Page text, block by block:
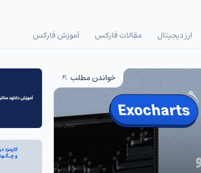
ارز دیجیتال مقالات فارکس آموزش فارکس
خواندن مطلب